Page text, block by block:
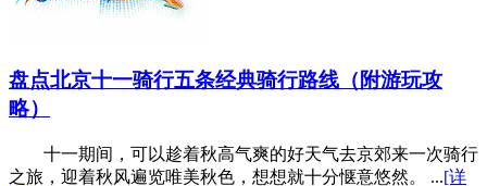
盘点北京十一骑行五条经典骑行路线（附游玩攻
略）
十一期间，可以趁着秋高气爽的好天气去京郊来一次骑行
之旅，迎着秋风遍览唯美秋色，想想就十分惬意悠然。 ...[详